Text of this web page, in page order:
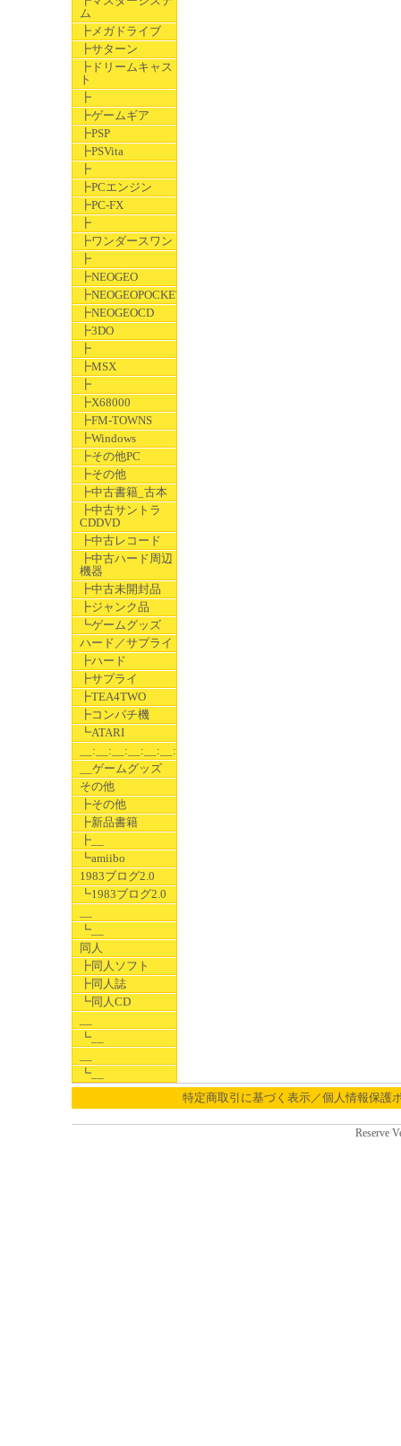
ム
┣メガドライブ
┣サターン
┣ドリームキャス
ト
┣
┣ゲームギア
┣PSP
┣PSVita
┣
┣PCエンジン
┣PC-FX
┣
┣ワンダースワン
┣
┣NEOGEO
┣NEOGEOPOCKET
┣NEOGEOCD
┣3DO
┣
┣MSX
┣
┣X68000
┣FM-TOWNS
┣Windows
┣その他PC
┣その他
┣中古書籍_古本
┣中古サントラ
CDDVD
┣中古レコード
┣中古ハード周辺
機器
┣中古未開封品
┣ジャンク品
┗ゲームグッズ
ハード／サプライ
┣ハード
┣サプライ
┣TEA4TWO
┣コンパチ機
┗ATARI
__:__:__:__:__:__:__
__ゲームグッズ
その他
┣その他
┣新品書籍
┣__
┗amiibo
1983ブログ2.0
┗1983ブログ2.0
┗__
同人
┣同人ソフト
┣同人誌
┗同人CD
┗__
┗__
特定商取引に基づく表示／個人情報保護
Reserve